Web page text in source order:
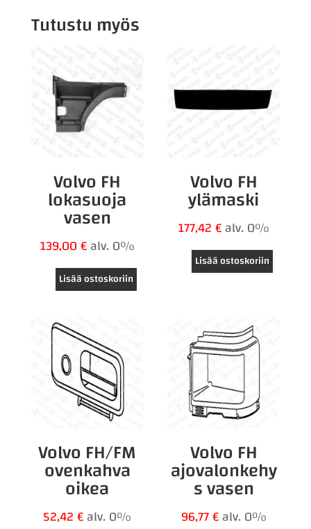
Tutustu myös
Volvo FH
lokasuoja
vasen
139,00€alv. 0%
Lisää ostoskoriin
Volvo FH
ylämaski
177,42€alv. 0%
Lisää ostoskoriin
Volvo FH/FM
ovenkahva
oikea
52,42€alv. 0%
Volvo FH
ajovalonkehy
s vasen
96,77€alv. 0%